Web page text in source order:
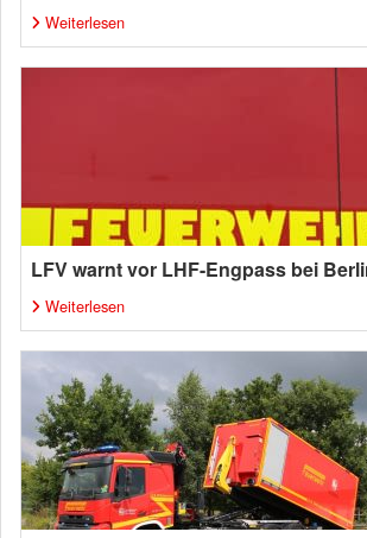
Weiterlesen
LFV warnt vor LHF-Engpass bei
Weiterlesen